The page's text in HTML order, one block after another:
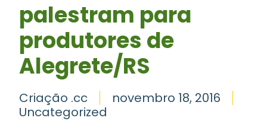
palestram para
produtores de
Alegrete/RS
Criação .cc
novembro 18, 2016
Uncategorized